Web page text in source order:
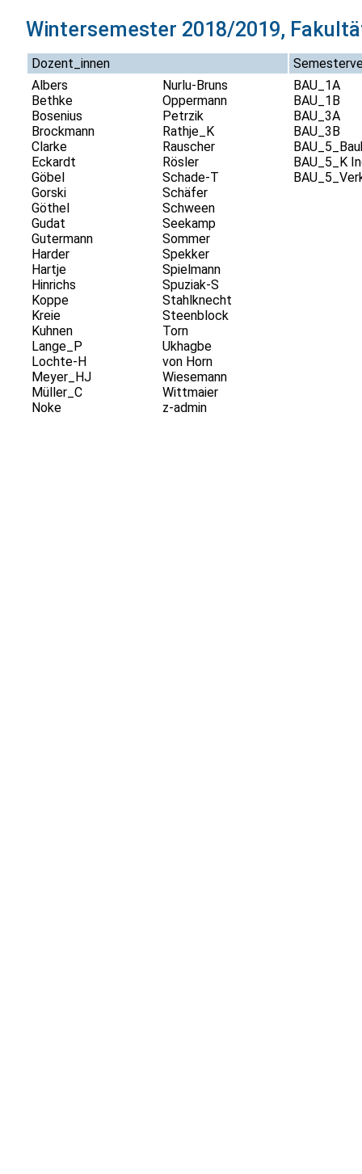
Wintersemester 2018/2019,
Dozent_innen
Albers
Bethke
Bosenius
Brockmann
Clarke
Eckardt
Göbel
Gorski
Göthel
Gudat
Gutermann
Harder
Hartje
Hinrichs
Koppe
Kreie
Kuhnen
Lange_P
Lochte-H
Meyer_HJ
Müller_C
Noke
Nurlu-Bruns
Oppermann
Petrzik
Rathje_K
Rauscher
Rösler
Schade-T
Schäfer
Schween
Seekamp
Sommer
Spekker
Spielmann
Spuziak-S
Stahlknecht
Steenblock
Torn
Ukhagbe
von Horn
Wiesemann
Wittmaier
z-admin
BAU_1A
BAU_1B
BAU_3A
BAU_3B
BAU_5_K